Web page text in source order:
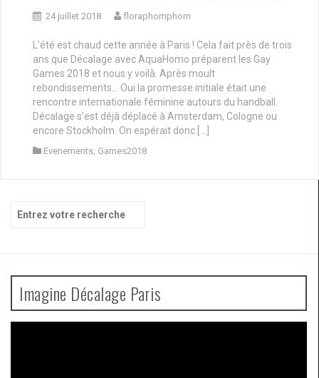
24 juillet 2018 floraphomphom
L’été est chaud cette année à Paris ! Cela fait près de trois
ans que Décalage avec AquaHomo préparent les Gay
Games 2018 et nous y voilà. Après moult
rebondissements… Oui la promesse initiale était une
rencontre internationale féminine autours du handball.
Décalage s’est déjà déplacé à Amsterdam, Cologne ou
encore Stockholm. On espérait donc […]
Evenements, Games2018
pour
Imagine Décalage Paris